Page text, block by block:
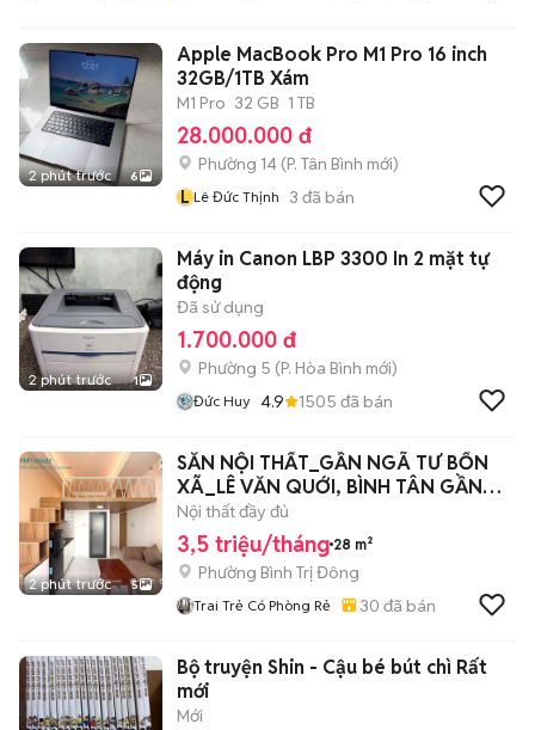
2 phút trước 6
Apple MacBook Pro M1 Pro 16 inch
32GB/1TB Xám
M1 Pro 32 GB 1 TB
28.000.000 đ
Phường 14 (P. Tân Bình mới)
L Lê Đức Thịnh 3 đã bán
2 phút trước 1
Máy in Canon LBP 3300 In 2 mặt tự
động
Đã sử dụng
1.700.000 đ
Phường 5 (P. Hòa Bình mới)
Đức Huy 4.9 1505 đã bán
2 phút trước 5
SẴN NỘI THẤT_GẦN NGÃ TƯ BỐN
XÃ_LÊ VĂN QUỚI, BÌNH TÂN GẦN
ĐẠI HỌC VHU
Nội thất đầy đủ
3,5 triệu/tháng 28 m²
Phường Bình Trị Đông
Trai Trẻ Có Phòng Rẻ 30 đã bán
Bộ truyện Shin - Cậu bé bút chì Rất
mới
Mới